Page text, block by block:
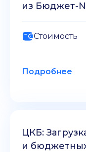
из Бюджет-
Стоимость
Подробнее
ЦКБ:
и